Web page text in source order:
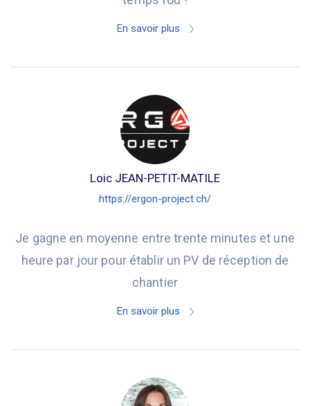
En savoir plus
Loic JEAN-PETIT-MATILE
https://ergon-project.ch/
Je gagne en moyenne entre trente minutes et une
heure par jour pour établir un PV de réception de
chantier
En savoir plus